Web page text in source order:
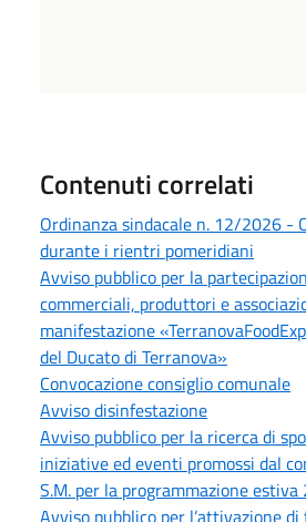
Contenuti correlati
Ordinanza sindacale n. 12/2026 -
durante i rientri pomeridiani
Avviso pubblico per la
commerciali, produttori e
manifestazione
del Ducato di Terranova»
Convocazione consiglio comunale
Avviso disinfestazione
Avviso pubblico per la ricerca di
iniziative ed eventi promossi dal
S.M. per la programmazione estiva
Avviso pubblico per l’attivazione